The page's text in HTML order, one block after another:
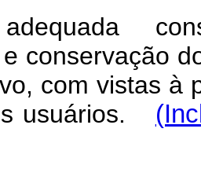
conservação
com vistas à
usuários.